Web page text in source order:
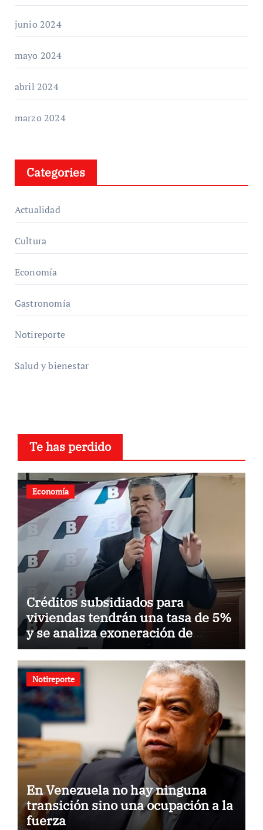
junio 2024
mayo 2024
abril 2024
marzo 2024
Categories
Actualidad
Cultura
Economía
Gastronomía
Notireporte
Salud y bienestar
Te has perdido
Economía
Créditos subsidiados para
viviendas tendrán una tasa de 5%
y se analiza exoneración de
aranceles
Notireporte
En Venezuela no hay ninguna
transición sino una ocupación a la
fuerza